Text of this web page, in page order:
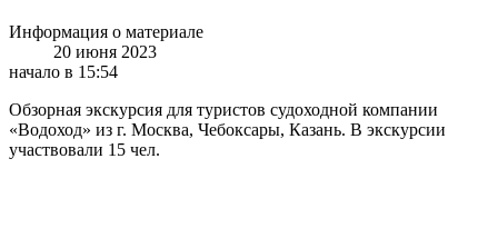
Информация о материале
20 июня 2023
начало в 15:54
Обзорная экскурсия для туристов судоходной компании
«Водоход» из г. Москва, Чебоксары, Казань. В экскурсии
участвовали 15 чел.